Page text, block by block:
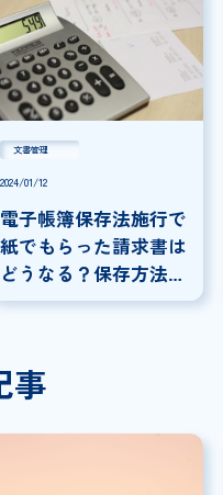
文書管理
2024/01/12
電子帳簿保存法施行で
紙でもらった請求書は
どうなる？保存方法や
注意点を紹介！
事